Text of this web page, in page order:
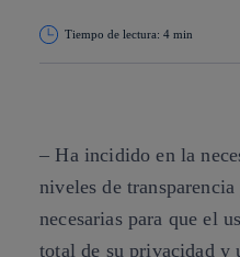
Tiempo de lectura: 4 min
– Ha incidido en la
niveles de
necesarias para que el
total de su privacidad y